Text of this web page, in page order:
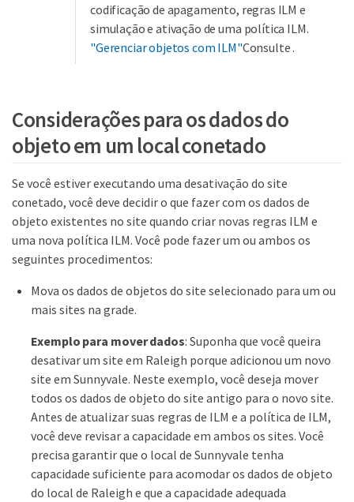
codificação de apagamento, regras ILM e
simulação e ativação de uma política ILM.
"Gerenciar objetos com ILM"Consulte .
Considerações para os dados do
objeto em um local conetado
Se você estiver executando uma desativação do site
conetado, você deve decidir o que fazer com os dados de
objeto existentes no site quando criar novas regras ILM e
uma nova política ILM. Você pode fazer um ou ambos os
seguintes procedimentos:
Mova os dados de objetos do site selecionado para um ou
mais sites na grade.
Exemplo para mover dados: Suponha que você queira
desativar um site em Raleigh porque adicionou um novo
site em Sunnyvale. Neste exemplo, você deseja mover
todos os dados de objeto do site antigo para o novo site.
Antes de atualizar suas regras de ILM e a política de ILM,
você deve revisar a capacidade em ambos os sites. Você
precisa garantir que o local de Sunnyvale tenha
capacidade suficiente para acomodar os dados de objeto
do local de Raleigh e que a capacidade adequada